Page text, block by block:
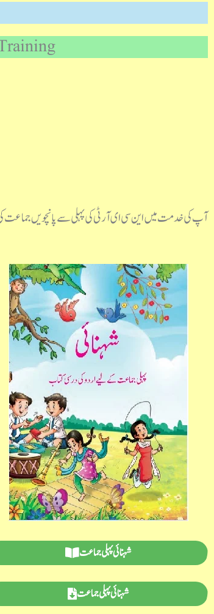
آپ کی خدمت میں این سی ای آر ٹی کی پہلی سے پانچویں جماعت
شہنائی پہلی جماعت
شہنائی پہلی جماعت